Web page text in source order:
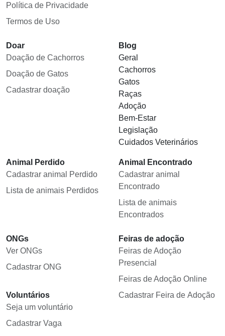
Política de Privacidade
Termos de Uso
Doar
Doação de Cachorros
Doação de Gatos
Cadastrar doação
Blog
Geral
Cachorros
Gatos
Raças
Adoção
Bem-Estar
Legislação
Cuidados Veterinários
Animal Perdido
Cadastrar animal Perdido
Lista de animais Perdidos
Animal Encontrado
Cadastrar animal
Encontrado
Lista de animais
Encontrados
ONGs
Ver ONGs
Cadastrar ONG
Voluntários
Seja um voluntário
Cadastrar Vaga
Feiras de adoção
Feiras de Adoção
Presencial
Feiras de Adoção Online
Cadastrar Feira de Adoção